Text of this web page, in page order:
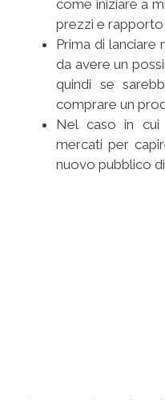
come iniziare a
prezzi e rapporto
Prima di lanciare
da avere un
quindi se
comprare un
Nel caso in cui
mercati per
nuovo pubblico